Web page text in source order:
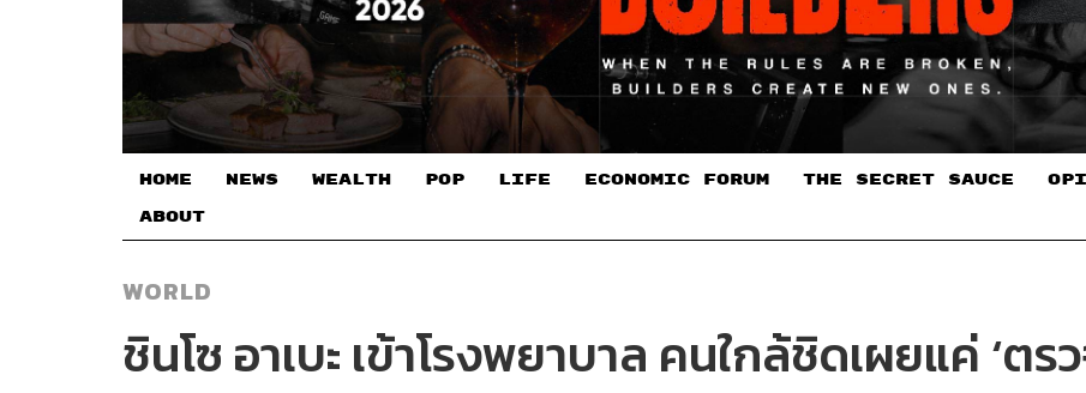
HOME NEWS WEALTH POP LIFE ECONOMIC FORUM THE SECRET SAUCE​
ABOUT
WORLD
ชินโซ อาเบะ เข้าโรงพยาบาล คนใกล้ชิดเผยแค่ ‘ต